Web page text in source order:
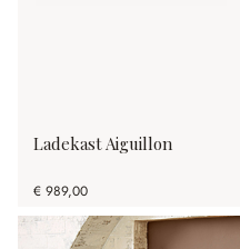
Ladekast Aiguillon
€ 989,00